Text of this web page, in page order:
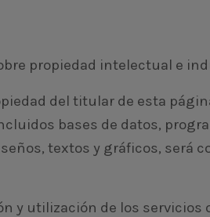
propiedad intelectual e
del titular de esta
bases de datos,
textos y gráficos, será
y utilización de los